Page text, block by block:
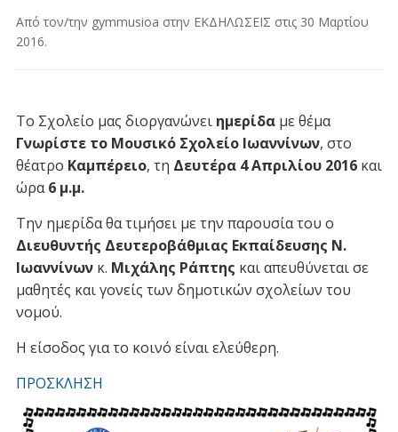
Από τον/την gymmusioa στην ΕΚΔΗΛΩΣΕΙΣ στις 30 Μαρτίου
2016.
Το Σχολείο μας διοργανώνειημερίδαμε θέμα
Γνωρίστε το Μουσικό Σχολείο Ιωαννίνων, στο
θέατρο Καμπέρειο, τη Δευτέρα 4 Απριλίου 2016και
ώρα6 μ.μ.
Την ημερίδα θα τιμήσει με την παρουσία του ο
Διευθυντής Δευτεροβάθμιας Εκπαίδευσης Ν.
Ιωαννίνωνκ. Μιχάλης Ράπτης και απευθύνεται σε
μαθητές και γονείς των δημοτικών σχολείων του
νομού.
Η είσοδος για το κοινό είναι ελεύθερη.
ΠΡΟΣΚΛΗΣΗ